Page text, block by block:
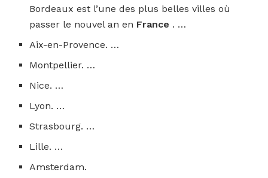
Bordeaux est l’une des plus belles villes où
passer le nouvel an en France . …
Aix-en-Provence. …
Montpellier. …
Nice. …
Lyon. …
Strasbourg. …
Lille. …
Amsterdam.